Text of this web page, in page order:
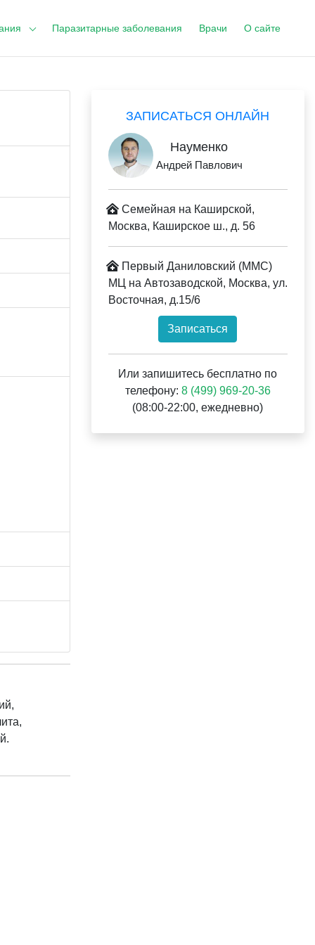
Паразитарные заболевания Врачи О сайте
ЗАПИСАТЬСЯ ОНЛАЙН
Науменко
Андрей Павлович
Семейная на Каширской,
Москва, Каширское ш., д. 56
Первый Даниловский (ММС)
МЦ на Автозаводской, Москва, ул.
Восточная, д.15/6
Записаться
Или запишитесь бесплатно по
телефону: 8 (499) 969-20-36
(08:00-22:00, ежедневно)